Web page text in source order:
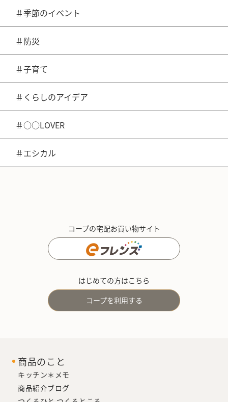
＃季節のイベント
＃防災
＃子育て
＃くらしのアイデア
＃○○LOVER
＃エシカル
コープの宅配お買い物サイト
はじめての方はこちら
コープを利用する
商品のこと
キッチン＊メモ
商品紹介ブログ